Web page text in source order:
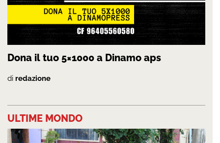
Dona il tuo 5×1000 a Dinamo aps
di redazione
ULTIME MONDO